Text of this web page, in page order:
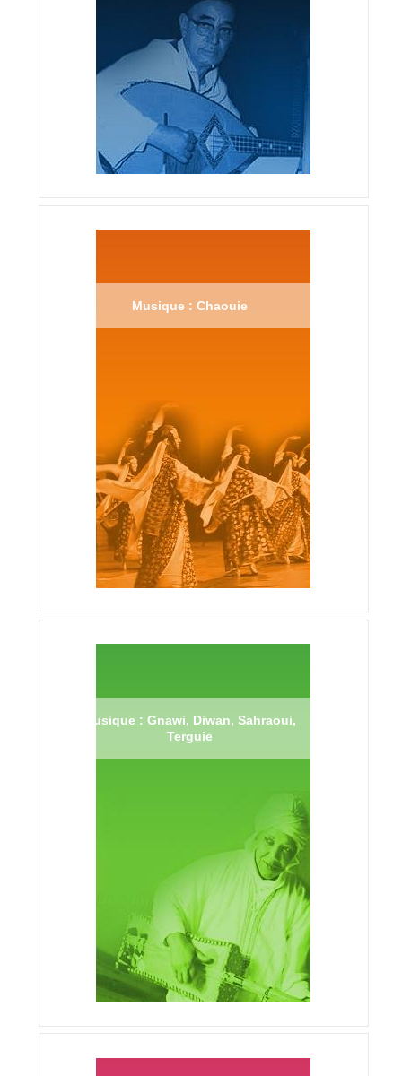
Musique : Chaouie
Musique : Gnawi, Diwan, Sahraoui,
Terguie